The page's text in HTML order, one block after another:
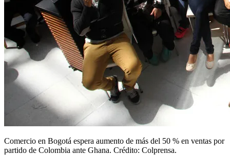
Comercio en Bogotá espera aumento de más del 50 % en ventas por
partido de Colombia ante Ghana. Crédito: Colprensa.